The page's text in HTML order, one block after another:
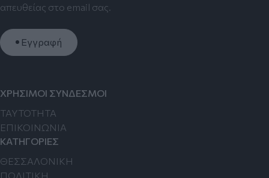
απευθείας στο email σας.
Εγγραφή
ΧΡΗΣΙΜΟΙ ΣΥΝΔΕΣΜΟΙ
TAYTOTHTA
ΕΠΙΚΟΙΝΩΝΙΑ
ΚΑΤΗΓΟΡΙΕΣ
ΘΕΣΣΑΛΟΝΙΚΗ
ΠΟΛΙΤΙΚΗ